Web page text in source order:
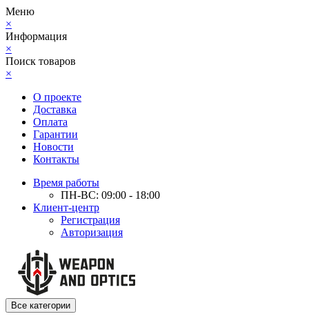
Меню
×
Информация
×
Поиск товаров
×
О проекте
Доставка
Оплата
Гарантии
Новости
Контакты
Время работы
ПН-ВС: 09:00 - 18:00
Клиент-центр
Регистрация
Авторизация
Все категории